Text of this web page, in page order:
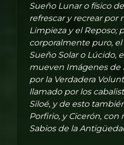
Sueño Lunar o físico
refrescar y recrear por
Limpieza y el Reposo;
corporalmente puro,
Sueño Solar o Lúcido,
mueven Imágenes de
por la Verdadera
llamado por los
Siloé, y de esto
Porfirio, y Cicerón, con
Sabios de la